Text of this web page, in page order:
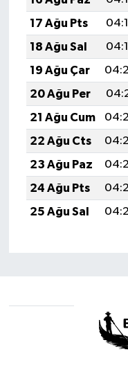
17 Ağu Pts
18 Ağu Sal
19 Ağu Çar
20 Ağu Per
21 Ağu Cum
22 Ağu Cts
23 Ağu Paz
24 Ağu Pts
25 Ağu Sal